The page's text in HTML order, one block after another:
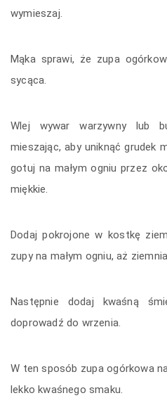
wymieszaj.
Mąka sprawi, że zupa
sycąca.
Wlej wywar warzywny lub
mieszając, aby uniknąć grudek
gotuj na małym ogniu przez
miękkie.
Dodaj pokrojone w kostkę
zupy na małym ogniu, aż
Następnie dodaj kwaśną
doprowadź do wrzenia.
W ten sposób zupa ogórkowa
lekko kwaśnego smaku.